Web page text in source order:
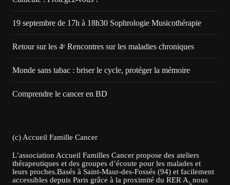
19 septembre de 17h à 18h30 Sophrologie Musicothérapie
Retour sur les 4ᵉ Rencontres sur les maladies chroniques
Monde sans tabac : briser le cycle, protéger la mémoire
Comprendre le cancer en BD
(c) Accueil Famille Cancer
L’association Accueil Familles Cancer propose des ateliers
thérapeutiques et des groupes d’écoute pour les malades et
leurs proches.Basés à Saint-Maur-des-Fossés (94) et facilement
accessibles depuis Paris grâce à la proximité du RER A, nous